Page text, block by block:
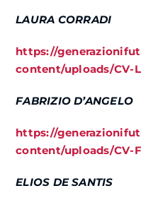
LAURA CORRADI
https://
content/uploads/CV-
FABRIZIO D’ANGELO
https://
content/uploads/CV-
ELIOS DE SANTIS